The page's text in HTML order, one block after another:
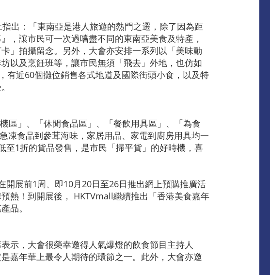
出：「東南亞是港人旅遊的熱門之選，除了因為距
，讓市民可一次過嚐盡不同的東南亞美食及特產，
」拍攝留念。另外，大會亦安排一系列以「美味動
以及烹飪班等，讓市民無須「飛去」外地，也仿如
有近60個攤位銷售各式地道及國際街頭小食，以及特
區」、「休閒食品區」、「餐飲用具區」、「為食
凍食品到參茸海味，家居用品、家電到廚房用具均一
1折的貨品發售，是市民「掃平貨」的好時機，喜
展前1周、即10月20日至26日推出網上預購推廣活
熱！到開展後， HKTVmall繼續推出「香港美食嘉年
品。
示，大會很榮幸邀得人氣爆燈的飲食節目主持人
嘉年華上最令人期待的環節之一。此外，大會亦邀